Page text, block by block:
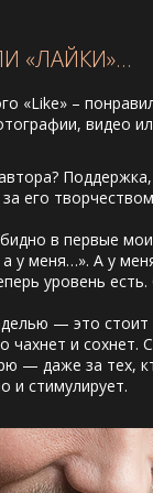
«ЛАЙКИ»…
«Like» –
видео
его
в первые
а у меня…». А у
уровень
— это стоит
и сохнет.
— даже за тех,
и стимулирует.